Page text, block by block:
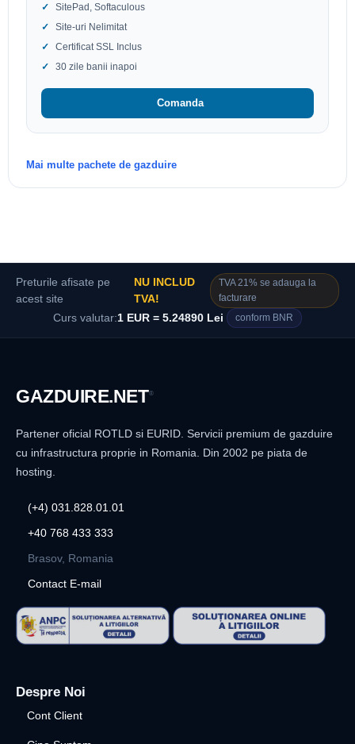
SitePad, Softaculous
Site-uri Nelimitat
Certificat SSL Inclus
30 zile banii inapoi
Comanda
Mai multe pachete de gazduire
Preturile afisate pe
acest site
NU INCLUD
TVA!
TVA 21% se adauga la
facturare
Curs valutar:1 EUR = 5.24890 Lei conform BNR
GAZDUIRE.NET®
Partener oficial ROTLD si EURID. Servicii premium de gazduire
cu infrastructura proprie in Romania. Din 2002 pe piata de
hosting.
(+4) 031.828.01.01
+40 768 433 333
Brasov, Romania
Contact E-mail
Despre Noi
Cont Client